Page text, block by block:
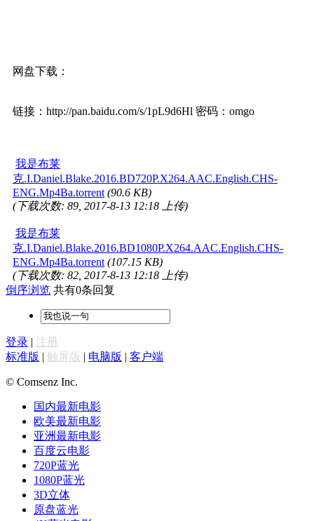
网盘下载：
链接：http://pan.baidu.com/s/1pL9d6Hl 密码：omgo
我是布莱
克.I.Daniel.Blake.2016.BD720P.X264.AAC.English.CHS-
ENG.Mp4Ba.torrent (90.6 KB)
(下载次数: 89, 2017-8-13 12:18 上传)
我是布莱
克.I.Daniel.Blake.2016.BD1080P.X264.AAC.English.CHS-
ENG.Mp4Ba.torrent (107.15 KB)
(下载次数: 82, 2017-8-13 12:18 上传)
倒序浏览 共有0条回复
登录 | 注册
标准版 | 触屏版 | 电脑版 | 客户端
© Comsenz Inc.
国内最新电影
欧美最新电影
亚洲最新电影
百度云电影
720P蓝光
1080P蓝光
3D立体
原盘蓝光